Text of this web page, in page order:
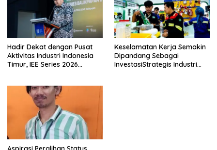
Hadir Dekat dengan Pusat
Aktivitas Industri Indonesia
Timur, IEE Series 2026
Keselamatan Kerja Semakin
Dipandang Sebagai
InvestasiStrategis Industri